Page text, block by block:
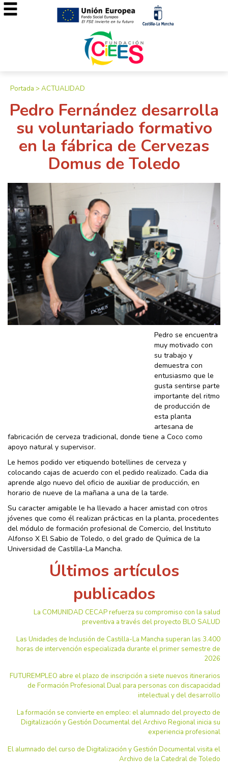
Portada >ACTUALIDAD
Pedro Fernández desarrolla
su voluntariado formativo
en la fábrica de Cervezas
Domus de Toledo
Pedro se encuentra
muy motivado con
su trabajo y
demuestra con
entusiasmo que le
gusta sentirse parte
importante del ritmo
de producción de
esta planta
artesana de
fabricación de cerveza tradicional, donde tiene a Coco como
apoyo natural y supervisor.
Le hemos podido ver etiquendo botellines de cerveza y
colocando cajas de acuerdo con el pedido realizado. Cada dia
aprende algo nuevo del oficio de auxiliar de producción, en
horario de nueve de la mañana a una de la tarde.
Su caracter amigable le ha llevado a hacer amistad con otros
jóvenes que como él realizan prácticas en la planta, procedentes
del módulo de formación profesional de Comercio, del Instituto
Alfonso X El Sabio de Toledo, o del grado de Química de la
Universidad de Castilla-La Mancha.
Últimos artículos
publicados
La COMUNIDAD CECAP refuerza su compromiso con la salud
preventiva a través del proyecto BLO SALUD
Las Unidades de Inclusión de Castilla-La Mancha superan las 3.400
horas de intervención especializada durante el primer semestre de
2026
FUTUREMPLEO abre el plazo de inscripción a siete nuevos itinerarios
de Formación Profesional Dual para personas con discapacidad
intelectual y del desarrollo
La formación se convierte en empleo: el alumnado del proyecto de
Digitalización y Gestión Documental del Archivo Regional inicia su
experiencia profesional
El alumnado del curso de Digitalización y Gestión Documental visita el
Archivo de la Catedral de Toledo